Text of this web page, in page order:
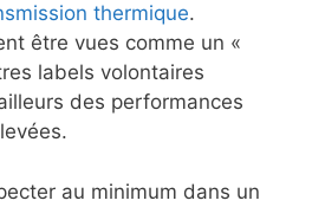
thermique.
être vues comme un «
labels volontaires
des performances
au minimum dans un